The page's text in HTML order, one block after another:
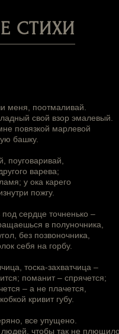
СТИХИ
меня, поотмаливай.
свой взор эмалевый.
повязкой марлевой
башку.
поуговаривай,
варева;
у ока карего
пожгу.
сердце точненько –
в полуночника,
без позвоночника,
себя на горбу.
тоска-захватчица –
поманит – спрячется;
– а не плачется,
кривит губу.
все упущено.
чтобы так не